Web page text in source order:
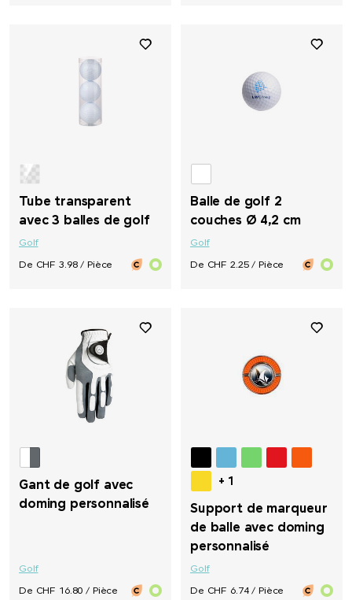
Tube transparent
avec 3 balles de golf
Golf
De CHF 3.98 / Pièce
Balle de golf 2
couches Ø 4,2 cm
Golf
De CHF 2.25 / Pièce
Gant de golf avec
doming personnalisé
Golf
De CHF 16.80 / Pièce
+ 1
Support de marqueur
de balle avec doming
personnalisé
Golf
De CHF 6.74 / Pièce